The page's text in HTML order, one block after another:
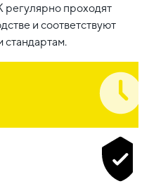
регулярно проходят
и соответствуют